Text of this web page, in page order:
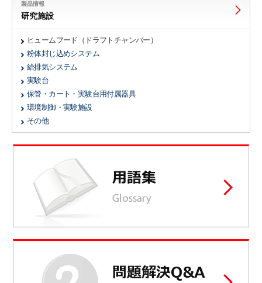
製品情報
研究施設
ヒュームフード（ドラフトチャンバー）
粉体封じ込めシステム
給排気システム
実験台
保管・カート・実験台用付属器具
環境制御・実験施設
その他